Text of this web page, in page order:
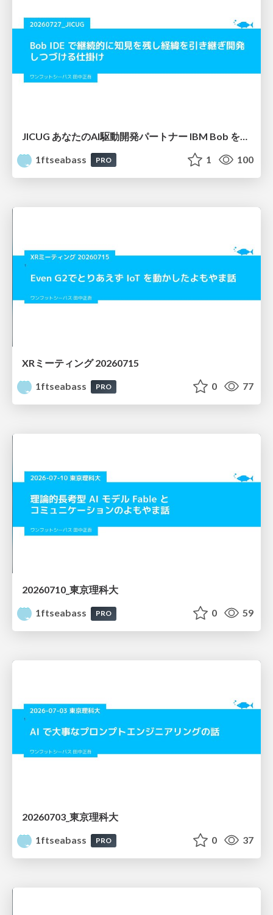
1ftseabass
PRO 1 100
XRミーティング 20260715
1ftseabass
PRO 0 77
20260710_東京理科大
1ftseabass
PRO 0 59
20260703_東京理科大
1ftseabass
PRO 0 37